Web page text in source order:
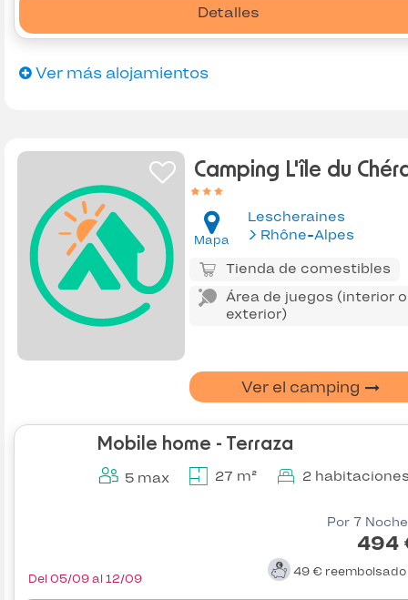
Detalles
Ver más alojamientos
Camping L'île du
Mapa
Lescheraines
Rhône-Alpes
Tienda de comestibles
Área de juegos (interior o
exterior)
Ver el camping
Mobile home - Terraza
5 max 27 m² 2
Por 7
494
49 € reembolsado
Del 05/09 al 12/09